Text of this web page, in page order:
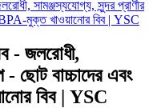
- জলরোধী,
- ছোট বাচ্চাদের এবং
বিব | YSC